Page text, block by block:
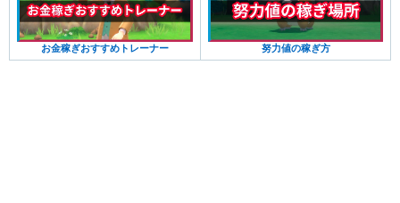
お金稼ぎおすすめトレーナー 努力値の稼ぎ方